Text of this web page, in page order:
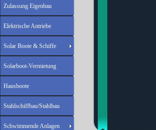
Zulassung Eigenbau
Elektrische Antriebe
Solar Boote & Schiffe
Solarboot-Vermietung
Hausboote
Stahlschiffbau/Stahlbau
Schwimmende Anlagen